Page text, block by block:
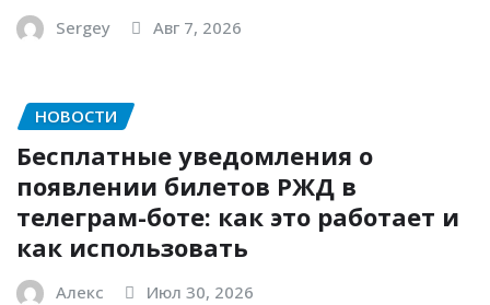
Sergey Авг 7, 2026
НОВОСТИ
Бесплатные уведомления о
появлении билетов РЖД в
телеграм-боте: как это работает и
как использовать
Алекс Июл 30, 2026